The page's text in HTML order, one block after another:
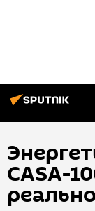
CASA-